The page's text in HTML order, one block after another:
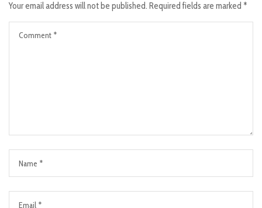
Your email address will not be published. Required fields are marked *